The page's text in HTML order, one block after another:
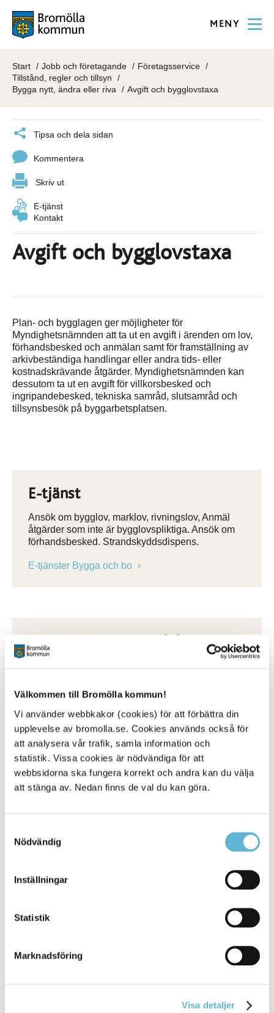
Välkommen till Bromölla kommun!
Vi använder webbkakor (cookies) för att förbättra din
upplevelse av bromolla.se. Cookies används också för
att analysera vår trafik, samla information och
statistik. Vissa cookies är nödvändiga för att
webbsidorna ska fungera korrekt och andra kan du välja
att stänga av. Nedan finns de val du kan göra.
Nödvändig
Inställningar
Statistik
Marknadsföring
Visa detaljer
MENY
Start Jobb och företagande
Företagsservice
Tillstånd, regler och tillsyn
Bygga nytt, ändra eller riva
Avgift och bygglovstaxa
Tipsa och dela sidan
Kommentera
Skriv ut
E-tjänst
Kontakt
Avgift och bygglovstaxa
Plan- och bygglagen ger möjligheter för
Myndighetsnämnden att ta ut en avgift i ärenden om lov,
förhandsbesked och anmälan samt för framställning av
arkivbeständiga handlingar eller andra tids- eller
kostnadskrävande åtgärder. Myndighetsnämnden kan
dessutom ta ut en avgift för villkorsbesked och
ingripandebesked, tekniska samråd, slutsamråd och
tillsynsbesök på byggarbetsplatsen.
E-tjänst
Ansök om bygglov, marklov, rivningslov, Anmäl
åtgärder som inte är bygglovspliktiga. Ansök om
förhandsbesked. Strandskyddsdispens.
E-tjänster Bygga och bo
Mina sidor Bygga och bo
Mina sidor Bygga och bo
Mer information
Bygglovstaxa
Conny Egrenius
myndighetskontoret@bromolla.se